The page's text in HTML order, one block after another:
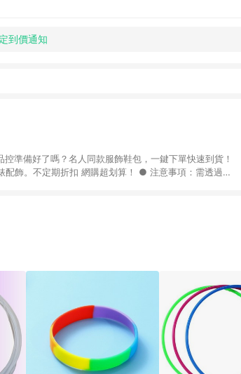
到價通知
準備好了嗎？名人同款服飾鞋包，一鍵下單快速到貨！
扣 網購超划算！ ● 注意事項：需透過